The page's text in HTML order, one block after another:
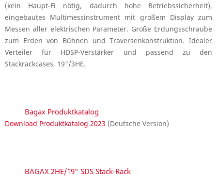
(kein Haupt-Fi nötig, dadurch hohe Betriebssicherheit),
eingebautes Multimessinstrument mit großem Display zum
Messen aller elektrischen Parameter. Große Erdungsschraube
zum Erden von Bühnen und Traversenkonstruktion. Idealer
Verteiler für HDSP-Verstärker und passend zu den
Stackrackcases, 19"/3HE.
Bagax Produktkatalog
Download Produktkatalog 2023 (Deutsche Version)
BAGAX 2HE/19" SDS Stack-Rack